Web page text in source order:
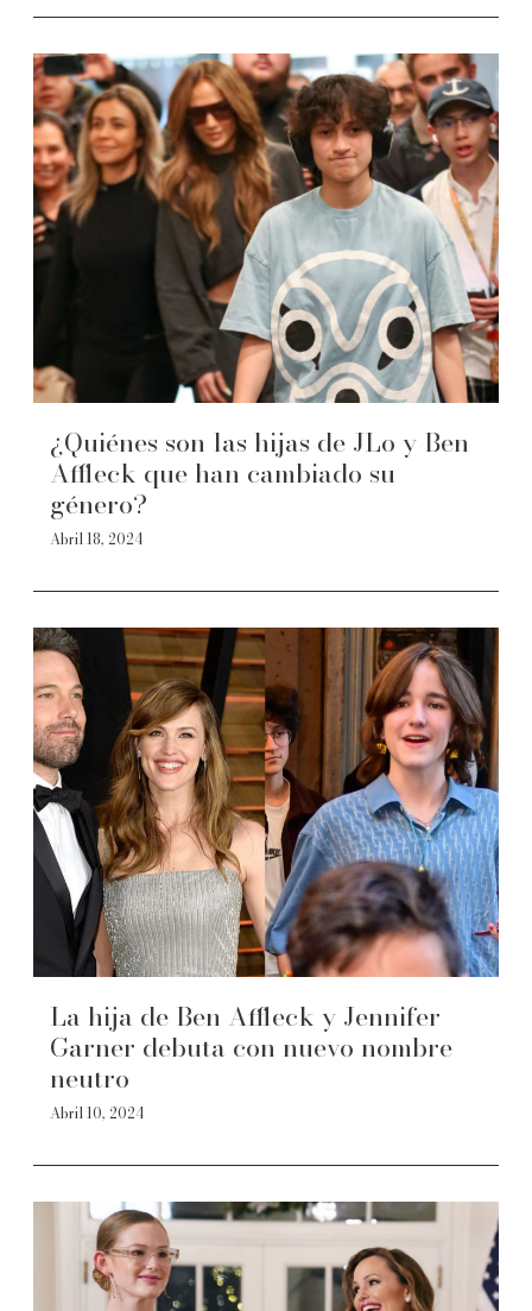
¿Quiénes son las hijas de JLo y Ben
Affleck que han cambiado su
género?
Abril 18, 2024
La hija de Ben Affleck y Jennifer
Garner debuta con nuevo nombre
neutro
Abril 10, 2024